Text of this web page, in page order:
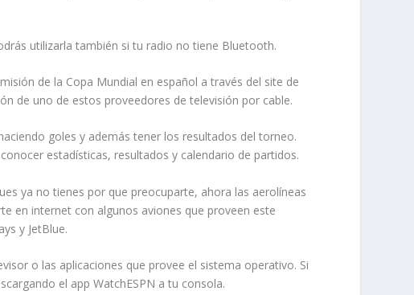
utilizarla también si tu radio no tiene Bluetooth.
de la Copa Mundial en español a través del site de
de uno de estos proveedores de televisión por cable.
goles y además tener los resultados del torneo.
estadísticas, resultados y calendario de partidos.
ya no tienes por que preocuparte, ahora las aerolíneas
en internet con algunos aviones que proveen este
y JetBlue.
o las aplicaciones que provee el sistema operativo. Si
el app WatchESPN a tu consola.